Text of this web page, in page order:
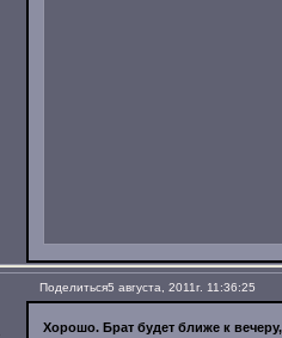
Поделиться5 августа, 2011г. 11:36:25
Хорошо. Брат будет ближе к